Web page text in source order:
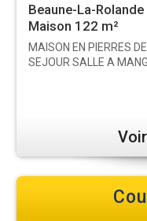
Beaune-La-Rolande
Maison 122 m²
MAISON EN PIERRES
SEJOUR SALLE A